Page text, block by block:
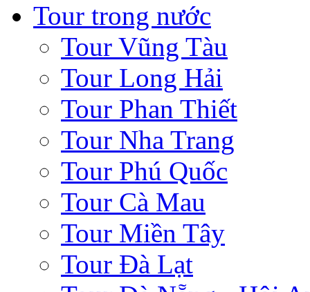
Tour trong nước
Tour Vũng Tàu
Tour Long Hải
Tour Phan Thiết
Tour Nha Trang
Tour Phú Quốc
Tour Cà Mau
Tour Miền Tây
Tour Đà Lạt